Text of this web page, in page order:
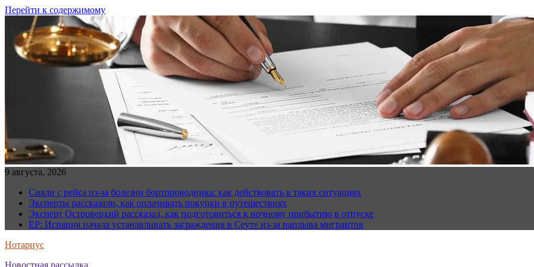
Перейти к содержимому
9 августа, 2026
Сняли с рейса из-за болезни бортпроводника: как действовать в таких ситуациях
Эксперты рассказали, как оплачивать покупки в путешествиях
Эксперт Островерхий рассказал, как подготовиться к ночному прибытию в отпуске
EP: Испания начала устанавливать заграждения в Сеуте из-за наплыва мигрантов
Нотариус
Новостная рассылка